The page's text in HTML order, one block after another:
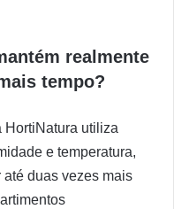
realmente
tempo?
HortiNatura utiliza
e temperatura,
duas vezes mais